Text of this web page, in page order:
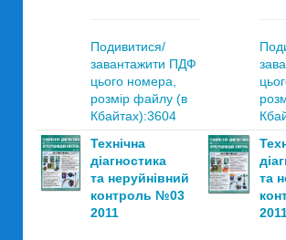
Подивитися/
завантажити ПДФ
цього номера,
розмір файлу (в
Кбайтах):3604
Технічна
діагностика
та неруйнівний
контроль №03
2011
та